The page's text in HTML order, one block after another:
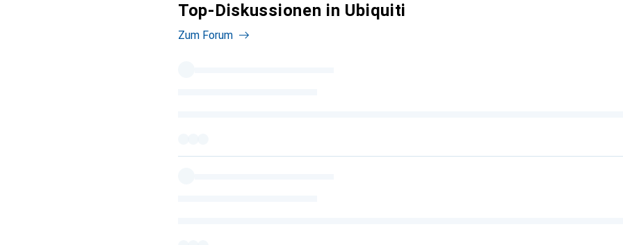
Top-Diskussionen in Ubiquiti
Zum Forum